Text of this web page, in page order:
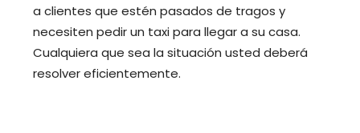
a clientes que estén pasados de tragos y
necesiten pedir un taxi para llegar a su casa.
Cualquiera que sea la situación usted deberá
resolver eficientemente.